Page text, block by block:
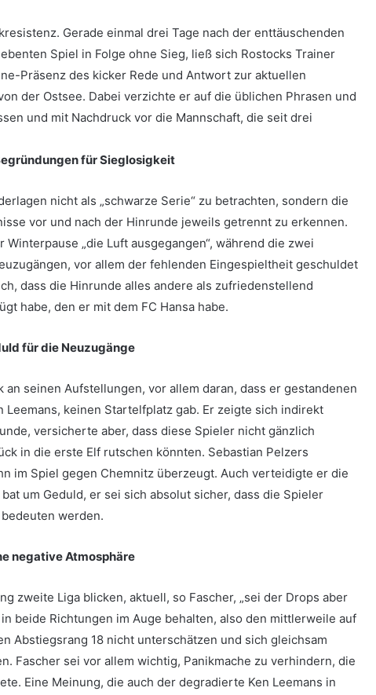
Gerade einmal drei Tage nach der enttäuschenden
Spiel in Folge ohne Sieg, ließ sich Rostocks Trainer
Präsenz des kicker Rede und Antwort zur aktuellen
der Ostsee. Dabei verzichte er auf die üblichen Phrasen und
und mit Nachdruck vor die Mannschaft, die seit drei
für Sieglosigkeit
nicht als „schwarze Serie“ zu betrachten, sondern die
vor und nach der Hinrunde jeweils getrennt zu erkennen.
„die Luft ausgegangen“, während die zwei
vor allem der fehlenden Eingespieltheit geschuldet
dass die Hinrunde alles andere als zufriedenstellend
habe, den er mit dem FC Hansa habe.
für die Neuzugänge
seinen Aufstellungen, vor allem daran, dass er gestandenen
keinen Startelfplatz gab. Er zeigte sich indirekt
versicherte aber, dass diese Spieler nicht gänzlich
in die erste Elf rutschen könnten. Sebastian Pelzers
im Spiel gegen Chemnitz überzeugt. Auch verteidigte er die
um Geduld, er sei sich absolut sicher, dass die Spieler
werden.
negative Atmosphäre
zweite Liga blicken, aktuell, so Fascher, „sei der Drops aber
beide Richtungen im Auge behalten, also den mittlerweile auf
Abstiegsrang 18 nicht unterschätzen und sich gleichsam
Fascher sei vor allem wichtig, Panikmache zu verhindern, die
Eine Meinung, die auch der degradierte Ken Leemans in